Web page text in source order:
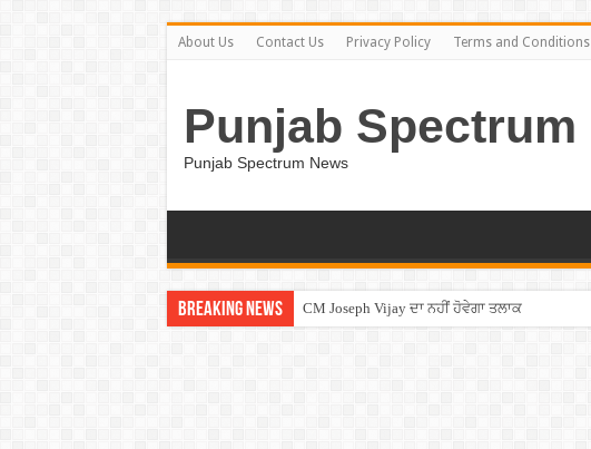
About Us Contact Us Privacy Policy Terms and Conditions
Punjab Spectrum
Punjab Spectrum News
Breaking News CM Joseph Vijay ਦਾ ਨਹੀਂ ਹੋਵੇਗਾ ਤਲਾਕ